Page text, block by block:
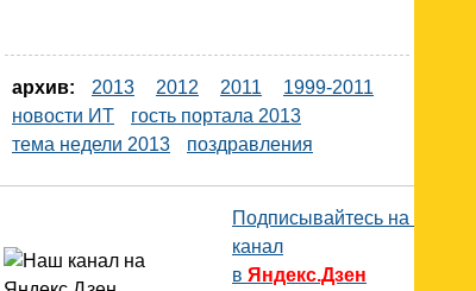
архив: 2013 2012 2011
1999-2011
новости ИТ
гость портала 2013
тема недели 2013
поздравления
Подписывайтесь на наш
канал
в Яндекс.Дзен